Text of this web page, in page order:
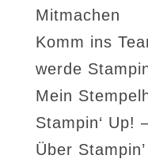
Mitmachen
Komm ins
werde
Mein
Stampin‘ Up!
Über